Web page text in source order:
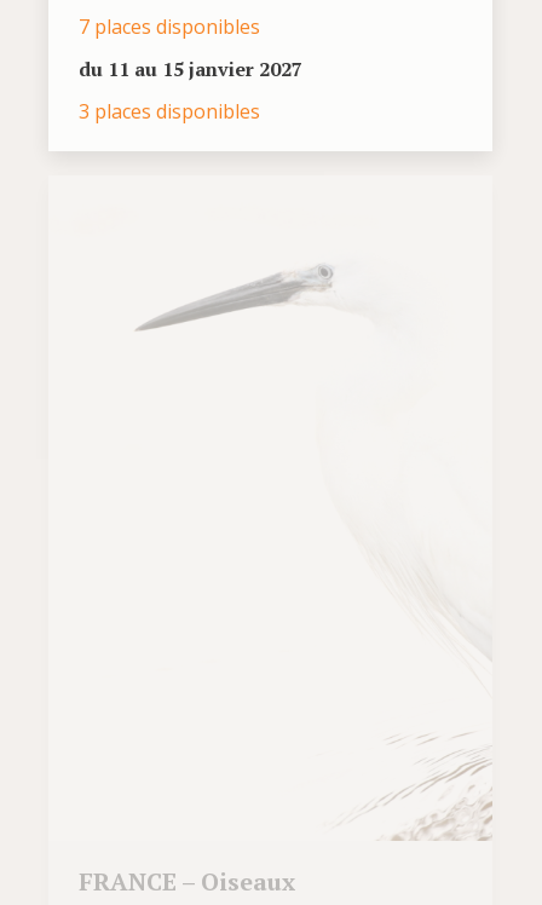
7 places disponibles
du 11 au 15 janvier 2027
3 places disponibles
FRANCE – Oiseaux